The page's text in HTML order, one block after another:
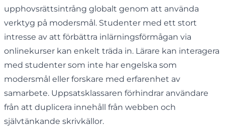
upphovsrättsintrång globalt genom att använda
verktyg på modersmål. Studenter med ett stort
intresse av att förbättra inlärningsförmågan via
onlinekurser kan enkelt träda in. Lärare kan interagera
med studenter som inte har engelska som
modersmål eller forskare med erfarenhet av
samarbete. Uppsatsklassaren förhindrar användare
från att duplicera innehåll från webben och
självtänkande skrivkällor.